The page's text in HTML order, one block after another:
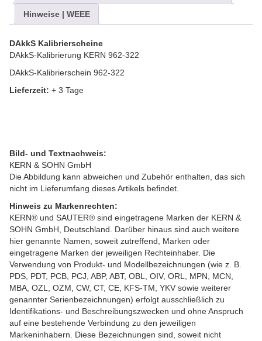
Hinweise | WEEE
DAkkS Kalibrierscheine
DAkkS-Kalibrierung KERN 962-322
DAkkS-Kalibrierschein 962-322
Lieferzeit: + 3 Tage
Bild- und Textnachweis:
KERN & SOHN GmbH
Die Abbildung kann abweichen und Zubehör enthalten, das sich
nicht im Lieferumfang dieses Artikels befindet.
Hinweis zu Markenrechten:
KERN® und SAUTER® sind eingetragene Marken der KERN &
SOHN GmbH, Deutschland. Darüber hinaus sind auch weitere
hier genannte Namen, soweit zutreffend, Marken oder
eingetragene Marken der jeweiligen Rechteinhaber. Die
Verwendung von Produkt- und Modellbezeichnungen (wie z. B.
PDS, PDT, PCB, PCJ, ABP, ABT, OBL, OIV, ORL, MPN, MCN,
MBA, OZL, OZM, CW, CT, CE, KFS-TM, YKV sowie weiterer
genannter Serienbezeichnungen) erfolgt ausschließlich zu
Identifikations- und Beschreibungszwecken und ohne Anspruch
auf eine bestehende Verbindung zu den jeweiligen
Markeninhabern. Diese Bezeichnungen sind, soweit nicht